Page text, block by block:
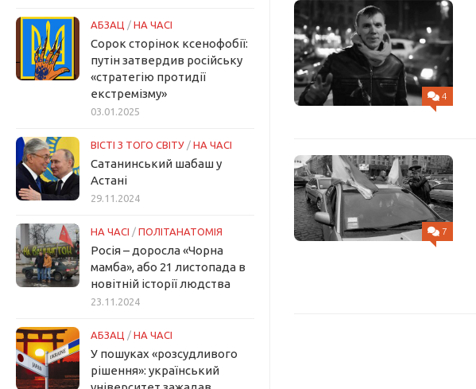
4
7
АБЗАЦ / НА ЧАСІ
Сорок сторінок ксенофобії:
путін затвердив російську
«стратегію протидії
екстремізму»
03.01.2025
ВІСТІ З ТОГО СВІТУ / НА ЧАСІ
Сатанинський шабаш у
Астані
29.11.2024
НА ЧАСІ / ПОЛІТАНАТОМІЯ
Росія – доросла «Чорна
мамба», або 21 листопада в
новітній історії людства
23.11.2024
АБЗАЦ / НА ЧАСІ
У пошуках «розсудливого
рішення»: український